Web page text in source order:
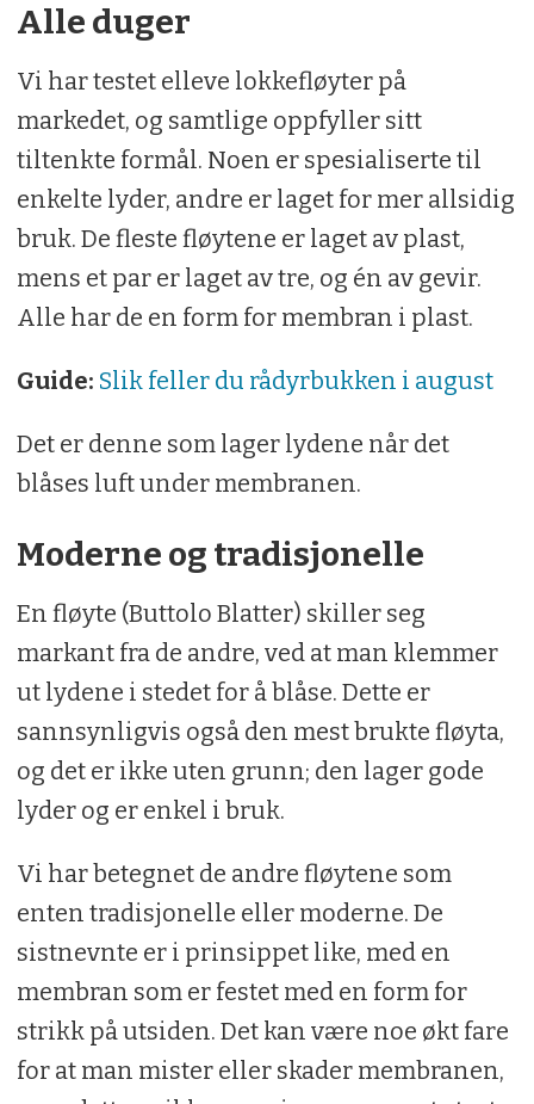
Alle duger
Vi har testet elleve lokkefløyter på
markedet, og samtlige oppfyller sitt
tiltenkte formål. Noen er spesialiserte til
enkelte lyder, andre er laget for mer allsidig
bruk. De fleste fløytene er laget av plast,
mens et par er laget av tre, og én av gevir.
Alle har de en form for membran i plast.
Guide: Slik feller du rådyrbukken i august
Det er denne som lager lydene når det
blåses luft under membranen.
Moderne og tradisjonelle
En fløyte (Buttolo Blatter) skiller seg
markant fra de andre, ved at man klemmer
ut lydene i stedet for å blåse. Dette er
sannsynligvis også den mest brukte fløyta,
og det er ikke uten grunn; den lager gode
lyder og er enkel i bruk.
Vi har betegnet de andre fløytene som
enten tradisjonelle eller moderne. De
sistnevnte er i prinsippet like, med en
membran som er festet med en form for
strikk på utsiden. Det kan være noe økt fare
for at man mister eller skader membranen,